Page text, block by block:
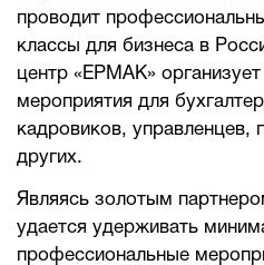
проводит
классы для бизнеса в
центр «ЕРМАК»
мероприятия для
кадровиков, управленцев,
других.
Являясь золотым
удается удерживать
профессиональные